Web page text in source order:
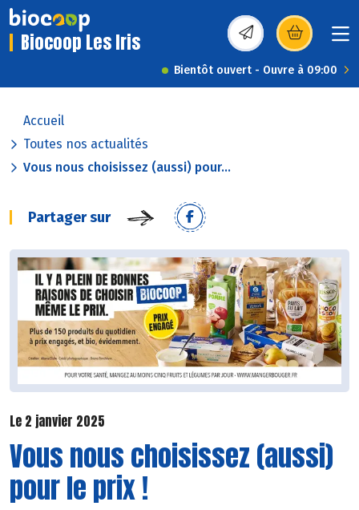
Biocoop Les Iris (s’ouvre dans une
Bientôt ouvert - Ouvre à 09:00
Accueil
Toutes nos actualités
Vous nous choisissez (aussi) pour...
Partager sur
Le 2 janvier 2025
Vous nous choisissez (aussi)
pour le prix !